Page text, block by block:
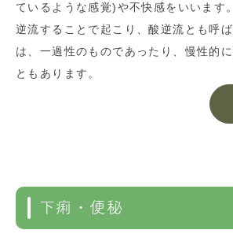
ているような感覚)や不快感をいいます
逆流することで起こり、酸逆流とも呼
は、一過性のものであったり、慢性的
ともあります。
下痢・便秘